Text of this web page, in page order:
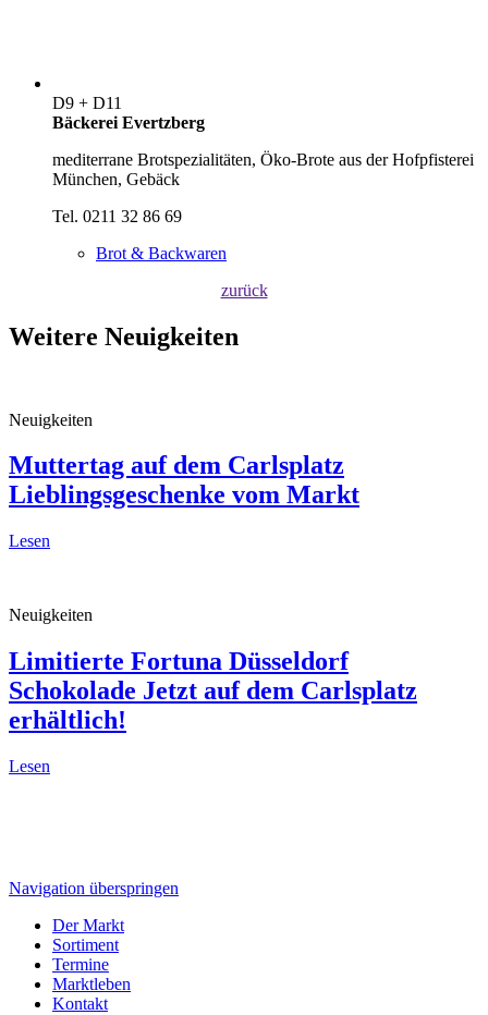
D9 + D11
Bäckerei Evertzberg
mediterrane Brotspezialitäten, Öko-Brote aus der Hofpfisterei
München, Gebäck
Tel. 0211 32 86 69
Brot & Backwaren
zurück
Weitere Neuigkeiten
Neuigkeiten
Muttertag auf dem Carlsplatz
Lieblingsgeschenke vom Markt
Lesen
Neuigkeiten
Limitierte Fortuna Düsseldorf
Schokolade Jetzt auf dem Carlsplatz
erhältlich!
Lesen
Navigation überspringen
Der Markt
Sortiment
Termine
Marktleben
Kontakt